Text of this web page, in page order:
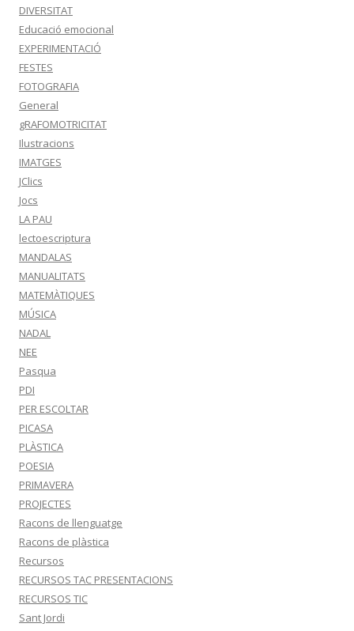
DIVERSITAT
Educació emocional
EXPERIMENTACIÓ
FESTES
FOTOGRAFIA
General
gRAFOMOTRICITAT
Ilustracions
IMATGES
JClics
Jocs
LA PAU
lectoescriptura
MANDALAS
MANUALITATS
MATEMÀTIQUES
MÚSICA
NADAL
NEE
Pasqua
PDI
PER ESCOLTAR
PICASA
PLÀSTICA
POESIA
PRIMAVERA
PROJECTES
Racons de llenguatge
Racons de plàstica
Recursos
RECURSOS TAC PRESENTACIONS
RECURSOS TIC
Sant Jordi